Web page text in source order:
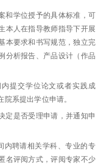
和学位授予的具体标准，可
本人在指导教师指导下开展
本要求和书写规范，独立完
分析报告、产品设计（作品
提交学位论文或者实践成
系提出学位申请。
定是否受理申请，并通知申
内聘请相关学科、专业的专
名评阅方式，评阅专家不少